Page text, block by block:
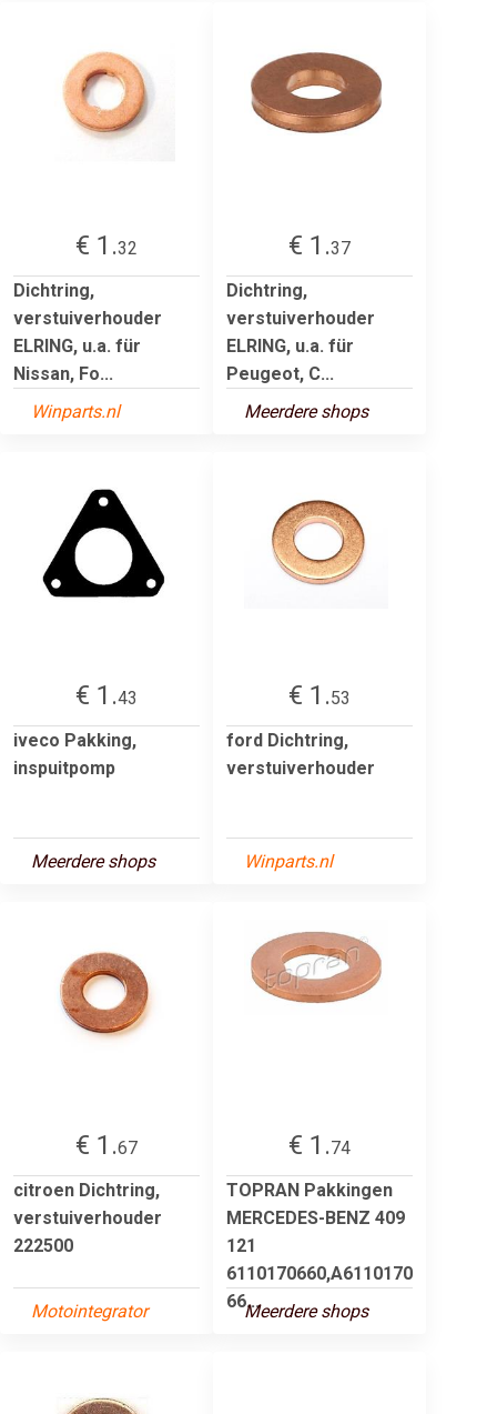
€ 1.32
Dichtring,
verstuiverhouder
ELRING, u.a. für
Nissan, Fo...
Winparts.nl
€ 1.37
Dichtring,
verstuiverhouder
ELRING, u.a. für
Peugeot, C...
Meerdere shops
€ 1.43
iveco Pakking,
inspuitpomp
Meerdere shops
€ 1.53
ford Dichtring,
verstuiverhouder
Winparts.nl
€ 1.67
citroen Dichtring,
verstuiverhouder
222500
Motointegrator
€ 1.74
TOPRAN Pakkingen
MERCEDES-BENZ 409
121
6110170660,A6110170
66...Meerdere shops